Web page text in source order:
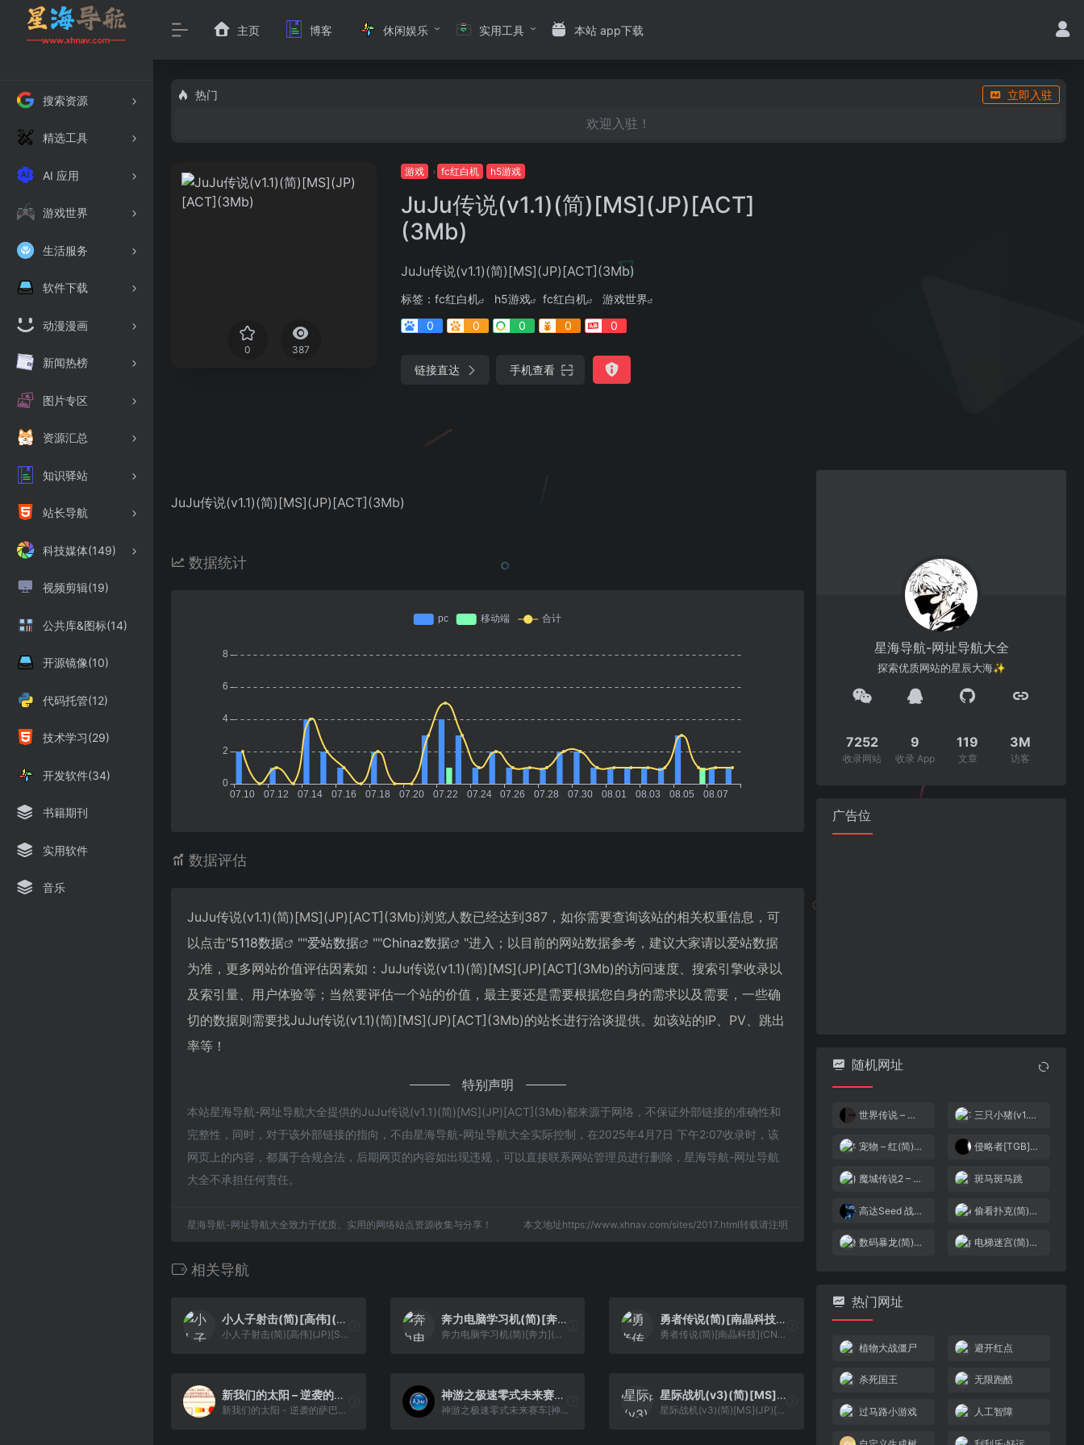
搜索资源
精选工具
AI 应用
游戏世界
生活服务
软件下载
动漫漫画
新闻热榜
图片专区
资源汇总
知识驿站
站长导航
科技媒体(149)
视频剪辑(19)
公共库&图标(14)
开源镜像(10)
代码托管(12)
技术学习(29)
开发软件(34)
书籍期刊
实用软件
音乐
主页 博客 休闲娱乐 实用工具 本站 app下载
热门 立即入驻
欢迎入驻！
0 387
游戏 fc红白机 h5游戏
JuJu传说(v1.1)(简)[MS](JP)[ACT]
(3Mb)
JuJu传说(v1.1)(简)[MS](JP)[ACT](3Mb)
标签： fc红白机 h5游戏 fc红白机
游戏世界
0
0 0 0 0
链接直达 手机查看
JuJu传说(v1.1)(简)[MS](JP)[ACT](3Mb)
数据统计
数据评估
JuJu传说(v1.1)(简)[MS](JP)[ACT](3Mb)浏览人数已经达到387，如你需要查询该站的相关权重信息，可
以点击"5118数据 ""爱站数据 ""Chinaz数据
"进入；以目前的网站数据参考，建议大家请以爱站数据
为准，更多网站价值评估因素如：JuJu传说(v1.1)(简)[MS](JP)[ACT](3Mb)的访问速度、搜索引擎收录以
及索引量、用户体验等；当然要评估一个站的价值，最主要还是需要根据您自身的需求以及需要，一些确
切的数据则需要找JuJu传说(v1.1)(简)[MS](JP)[ACT](3Mb)的站长进行洽谈提供。如该站的IP、PV、跳出
率等！
特别声明
本站星海导航-网址导航大全提供的JuJu传说(v1.1)(简)[MS](JP)[ACT](3Mb)都来源于网络，不保证外部链接的准确性和
完整性，同时，对于该外部链接的指向，不由星海导航-网址导航大全实际控制，在2025年4月7日 下午2:07收录时，该
网页上的内容，都属于合规合法，后期网页的内容如出现违规，可以直接联系网站管理员进行删除，星海导航-网址导航
大全不承担任何责任。
星海导航-网址导航大全致力于优质、实用的网络站点资源收集与分享！ 本文地址https://www.xhnav.com/sites/2017.html转载请注明
相关导航
小人子射击(简)[高伟](JP)[STG](2Mb)
小人子射击(简)[高伟](JP)[STG](2Mb)
奔力电脑学习机(简)[奔力](CN)[ETC](8Mb)
奔力电脑学习机(简)[奔力](CN)[ETC](8Mb)
勇者传说(简)[南晶科技](CN)[RPG](4Mb)
勇者传说(简)[南晶科技](CN)[RPG](4Mb)
新我们的太阳 – 逆袭的萨巴塔[TGB&逆转Ace & 太阳少年爱好者汉化组](v20160622)(简)(JP)(128Mb)(移除光补丁)
新我们的太阳 - 逆袭的萨巴塔[TGB&逆转Ace & 太阳少年爱好者汉化组](v20160622)(简)(JP)(128Mb)(移除光补丁)
神游之极速零式未来赛车[神游](简)(JP)(32Mb)
神游之极速零式未来赛车[神游](简)(JP)(32Mb)
星际战机(v3)(简)[MS](JP)[STG](0.18Mb)
星际战机(v3)(简)[MS](JP)[STG](0.18Mb)
星海导航-网址导航大全
探索优质网站的星辰大海✨
7252
收录网站
9
收录 App
119
文章
3M
访客
广告位
随机网址
世界传说 – 换装迷宫3[盗版&游戏炒饭](繁)(JP)(128Mb) 三只小猪(v1.0)(简)[MS](JP)[STG](0.18Mb)
宠物 – 红(简)[外星科技](CN)[RPG](8Mb) 侵略者[TGB](简)(JP)(64.04Mb)
魔城传说2 – 大魔司教加里奥斯(v2.2)(简)[汉化你妹](JP)[ACT](2Mb) 斑马斑马跳
高达Seed 战场上的朋友与你[黑发拯救小分队](简)(JP)(64Mb) 偷看扑克(简)[星空](CN)[TAB](0.75Mb)
数码暴龙(简)[南晶科技](CN)[RPG](16Mb) 电梯迷宫(简)[高伟](JP)[ACT](0.31Mb)
热门网址
植物大战僵尸 避开红点
杀死国王 无限跑酷
过马路小游戏 人工智障